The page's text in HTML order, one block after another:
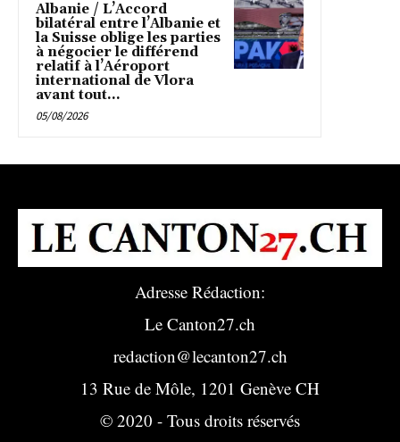
Albanie / L’Accord
bilatéral entre l’Albanie et
la Suisse oblige les parties
à négocier le différend
relatif à l’Aéroport
international de Vlora
avant tout...
05/08/2026
Adresse Rédaction:
Le Canton27.ch
redaction@lecanton27.ch
13 Rue de Môle, 1201 Genève CH
© 2020 - Tous droits réservés